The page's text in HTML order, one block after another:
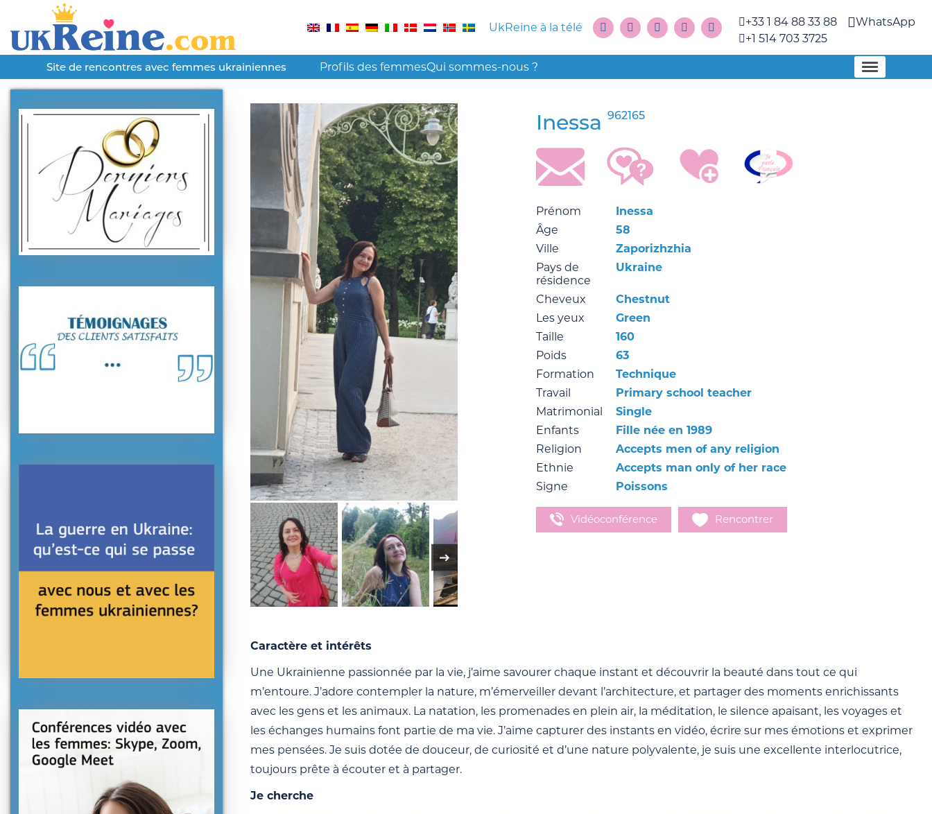
UkReine à la télé
+33 1 84 88 33 88
+1 514 703 3725
WhatsApp
Site de rencontres avec femmes ukrainiennes Profils des femmesQui sommes-nous ?
Inessa 962165
Prénom
Inessa
Âge
58
Ville
Zaporizhzhia
Pays de
résidence
Ukraine
Cheveux
Chestnut
Les yeux
Green
Taille
160
Poids
63
Formation
Technique
Travail
Primary school teacher
Matrimonial
Single
Enfants
Fille née en 1989
Religion
Accepts men of any religion
Ethnie
Accepts man only of her race
Signe
Poissons
Vidéoconférence Rencontrer
Caractère et intérêts
Une Ukrainienne passionnée par la vie, j’aime savourer chaque instant et découvrir la beauté dans tout ce qui
m’entoure. J’adore contempler la nature, m’émerveiller devant l’architecture, et partager des moments enrichissants
avec les gens et les animaux. La natation, les promenades en plein air, la méditation, le silence apaisant, les voyages et
les échanges humains font partie de ma vie. J’aime capturer des instants en vidéo, écrire sur mes émotions et exprimer
mes pensées. Je suis dotée de douceur, de curiosité et d’une nature polyvalente, je suis une excellente interlocutrice,
toujours prête à écouter et à partager.
Je cherche